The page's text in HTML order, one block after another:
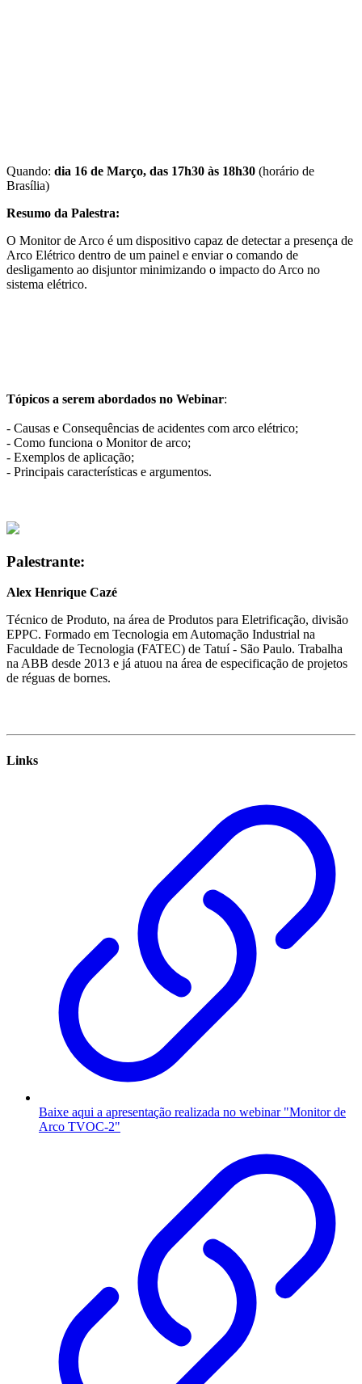
Quando: dia 16 de Março, das 17h30 às 18h30 (horário de
Brasília)
Resumo da Palestra:
O Monitor de Arco é um dispositivo capaz de detectar a presença de
Arco Elétrico dentro de um painel e enviar o comando de
desligamento ao disjuntor minimizando o impacto do Arco no
sistema elétrico.
Tópicos a serem abordados no Webinar:
- Causas e Consequências de acidentes com arco elétrico;
- Como funciona o Monitor de arco;
- Exemplos de aplicação;
- Principais características e argumentos.
Palestrante:
Alex Henrique Cazé
Técnico de Produto, na área de Produtos para Eletrificação, divisão
EPPC. Formado em Tecnologia em Automação Industrial na
Faculdade de Tecnologia (FATEC) de Tatuí - São Paulo. Trabalha
na ABB desde 2013 e já atuou na área de especificação de projetos
de réguas de bornes.
Links
Baixe aqui a apresentação realizada no webinar "Monitor de
Arco TVOC-2"